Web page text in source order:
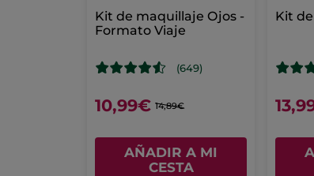
Kit de maquillaje Ojos -
Formato Viaje
(649)
10,99€ 14,89€
AÑADIR A MI
CESTA
Kit